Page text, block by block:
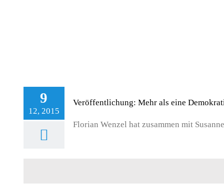
9
12, 2015
Veröffentlichung: Mehr als eine
Florian Wenzel hat zusammen mit